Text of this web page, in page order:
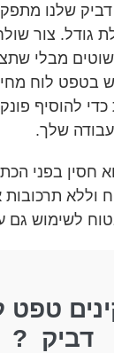
שלנו
גודל. צור
מבלי
בטפט לוח
להוסיף
שלך.
חסין בפני
וללא תרכובות
טפט
דביק ?